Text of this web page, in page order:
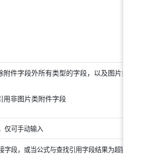
附件字段外所有类型的字段，以及图片类型的附件字
用非图片类附件字段
仅可手动输入
字段，或当公式与查找引用字段结果为超链接时也可被